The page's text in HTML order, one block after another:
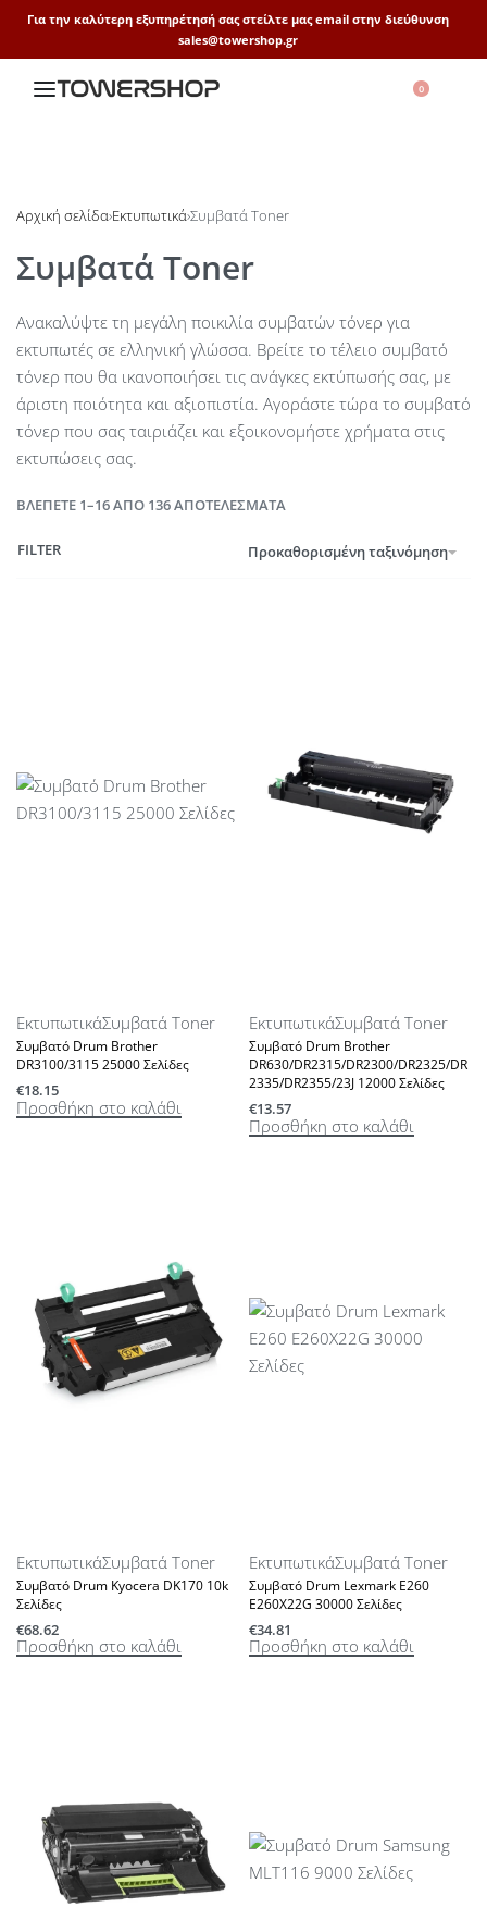
Για την καλύτερη εξυπηρέτησή σας στείλτε μας email στην διεύθυνση
sales@towershop.gr
0
Αρχική σελίδα›Εκτυπωτικά›Συμβατά Toner
Συμβατά Toner
Ανακαλύψτε τη μεγάλη ποικιλία συμβατών τόνερ για
εκτυπωτές σε ελληνική γλώσσα. Βρείτε το τέλειο συμβατό
τόνερ που θα ικανοποιήσει τις ανάγκες εκτύπωσής σας, με
άριστη ποιότητα και αξιοπιστία. Αγοράστε τώρα το συμβατό
τόνερ που σας ταιριάζει και εξοικονομήστε χρήματα στις
εκτυπώσεις σας.
ΒΛΈΠΕΤΕ 1–16 ΑΠΌ 136 ΑΠΟΤΕΛΈΣΜΑΤΑ
Προκαθορισμένη ταξινόμηση
FILTER
ΕκτυπωτικάΣυμβατά Toner
Συμβατό Drum Brother
DR3100/3115 25000 Σελίδες
€18.15
Προσθήκη στο καλάθι
ΕκτυπωτικάΣυμβατά Toner
Συμβατό Drum Brother
DR630/DR2315/DR2300/DR2325/DR
2335/DR2355/23J 12000 Σελίδες
€13.57
Προσθήκη στο καλάθι
ΕκτυπωτικάΣυμβατά Toner
Συμβατό Drum Kyocera DK170 10k
Σελίδες
€68.62
Προσθήκη στο καλάθι
ΕκτυπωτικάΣυμβατά Toner
Συμβατό Drum Lexmark E260
E260X22G 30000 Σελίδες
€34.81
Προσθήκη στο καλάθι